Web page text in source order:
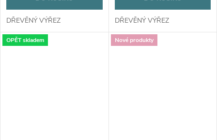
DŘEVĚNÝ VÝŘEZ DŘEVĚNÝ VÝŘEZ
OPĚT skladem Nové produkty